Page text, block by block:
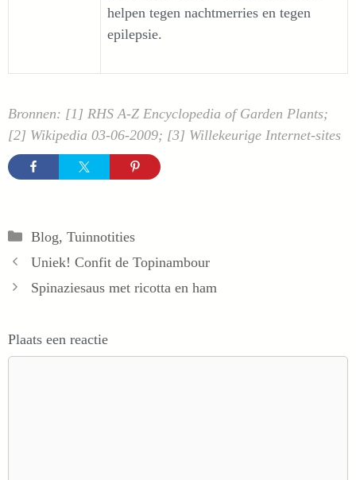
helpen tegen nachtmerries en tegen
epilepsie.
Bronnen: [1] RHS A-Z Encyclopedia of Garden Plants;
[2] Wikipedia 03-06-2009; [3] Willekeurige Internet-sites
Categorieën
Blog, Tuinnotities
Uniek! Confit de Topinambour
Spinaziesaus met ricotta en ham
Plaats een reactie